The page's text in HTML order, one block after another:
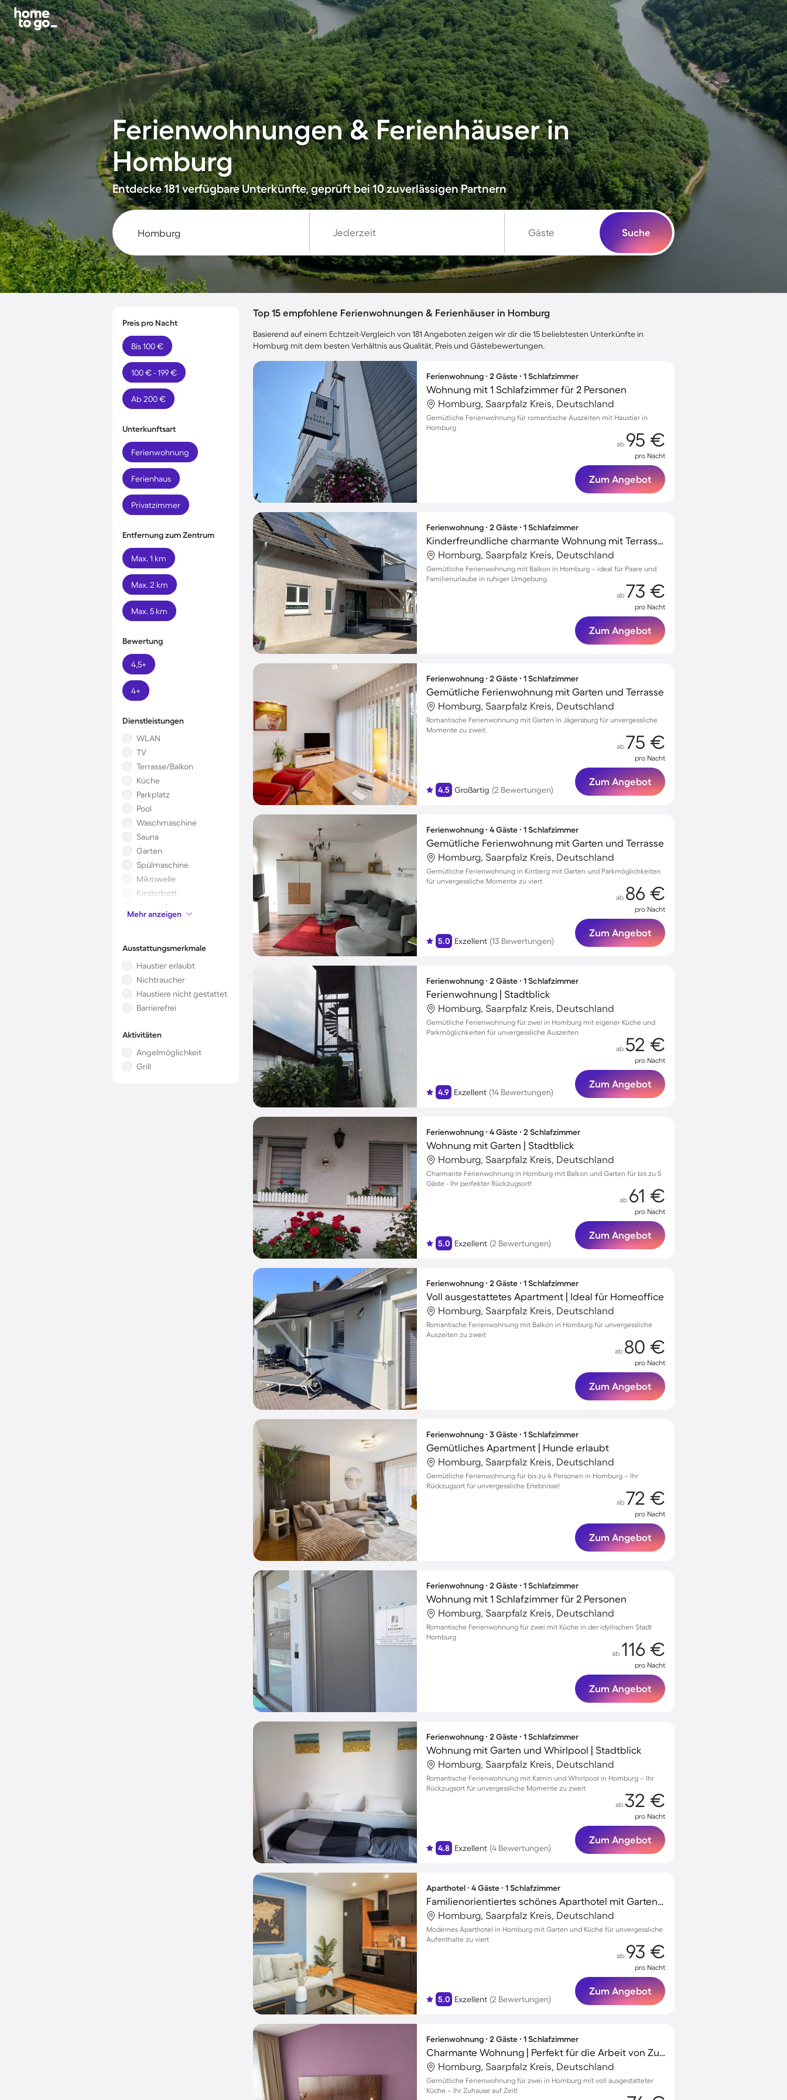
Ferienwohnungen & Ferienhäuser in
Homburg
Entdecke 181 verfügbare Unterkünfte, geprüft bei 10 zuverlässigen Partnern
Jederzeit Gäste Suche
Preis pro Nacht
Bis 100 €
100 € - 199 €
Ab 200 €
Unterkunftsart
Ferienwohnung
Ferienhaus
Privatzimmer
Entfernung zum Zentrum
Max. 1 km
Max. 2 km
Max. 5 km
Bewertung
4,5+
4+
Dienstleistungen
WLAN
TV
Terrasse/Balkon
Küche
Parkplatz
Pool
Waschmaschine
Sauna
Garten
Spülmaschine
Mikrowelle
Kinderbett
Kamin/Ofen
Klimaanlage
Mehr anzeigen
Ausstattungsmerkmale
Haustier erlaubt
Nichtraucher
Haustiere nicht gestattet
Barrierefrei
Aktivitäten
Angelmöglichkeit
Grill
Top 15 empfohlene Ferienwohnungen & Ferienhäuser in Homburg
Basierend auf einem Echtzeit-Vergleich von 181 Angeboten zeigen wir dir die 15 beliebtesten Unterkünfte in
Homburg mit dem besten Verhältnis aus Qualität, Preis und Gästebewertungen.
Ferienwohnung ∙ 2 Gäste ∙ 1 Schlafzimmer
Wohnung mit 1 Schlafzimmer für 2 Personen
Homburg, Saarpfalz Kreis, Deutschland
Gemütliche Ferienwohnung für romantische Auszeiten mit Haustier in
Homburg
ab 95 €
pro Nacht
Zum Angebot
Ferienwohnung ∙ 2 Gäste ∙ 1 Schlafzimmer
Kinderfreundliche charmante Wohnung mit Terrasse | Perfekt für die Arbeit von Zuhause
Homburg, Saarpfalz Kreis, Deutschland
Gemütliche Ferienwohnung mit Balkon in Homburg – ideal für Paare und
Familienurlaube in ruhiger Umgebung
ab 73 €
pro Nacht
Zum Angebot
Ferienwohnung ∙ 2 Gäste ∙ 1 Schlafzimmer
Gemütliche Ferienwohnung mit Garten und Terrasse
Homburg, Saarpfalz Kreis, Deutschland
Romantische Ferienwohnung mit Garten in Jägersburg für unvergessliche
Momente zu zweit
4.5 Großartig (2 Bewertungen)
ab 75 €
pro Nacht
Zum Angebot
Ferienwohnung ∙ 4 Gäste ∙ 1 Schlafzimmer
Gemütliche Ferienwohnung mit Garten und Terrasse
Homburg, Saarpfalz Kreis, Deutschland
Gemütliche Ferienwohnung in Kirrberg mit Garten und Parkmöglichkeiten
für unvergessliche Momente zu viert
5.0 Exzellent (13 Bewertungen)
ab 86 €
pro Nacht
Zum Angebot
Ferienwohnung ∙ 2 Gäste ∙ 1 Schlafzimmer
Ferienwohnung | Stadtblick
Homburg, Saarpfalz Kreis, Deutschland
Gemütliche Ferienwohnung für zwei in Homburg mit eigener Küche und
Parkmöglichkeiten für unvergessliche Auszeiten
4.9 Exzellent (14 Bewertungen)
ab 52 €
pro Nacht
Zum Angebot
Ferienwohnung ∙ 4 Gäste ∙ 2 Schlafzimmer
Wohnung mit Garten | Stadtblick
Homburg, Saarpfalz Kreis, Deutschland
Charmante Ferienwohnung in Homburg mit Balkon und Garten für bis zu 5
Gäste - Ihr perfekter Rückzugsort!
5.0 Exzellent (2 Bewertungen)
ab 61 €
pro Nacht
Zum Angebot
Ferienwohnung ∙ 2 Gäste ∙ 1 Schlafzimmer
Voll ausgestattetes Apartment | Ideal für Homeoffice
Homburg, Saarpfalz Kreis, Deutschland
Romantische Ferienwohnung mit Balkon in Homburg für unvergessliche
Auszeiten zu zweit
ab 80 €
pro Nacht
Zum Angebot
Ferienwohnung ∙ 3 Gäste ∙ 1 Schlafzimmer
Gemütliches Apartment | Hunde erlaubt
Homburg, Saarpfalz Kreis, Deutschland
Gemütliche Ferienwohnung für bis zu 4 Personen in Homburg – Ihr
Rückzugsort für unvergessliche Erlebnisse!
ab 72 €
pro Nacht
Zum Angebot
Ferienwohnung ∙ 2 Gäste ∙ 1 Schlafzimmer
Wohnung mit 1 Schlafzimmer für 2 Personen
Homburg, Saarpfalz Kreis, Deutschland
Romantische Ferienwohnung für zwei mit Küche in der idyllischen Stadt
Homburg
ab 116 €
pro Nacht
Zum Angebot
Ferienwohnung ∙ 2 Gäste ∙ 1 Schlafzimmer
Wohnung mit Garten und Whirlpool | Stadtblick
Homburg, Saarpfalz Kreis, Deutschland
Romantische Ferienwohnung mit Kamin und Whirlpool in Homburg – Ihr
Rückzugsort für unvergessliche Momente zu zweit
4.8 Exzellent (4 Bewertungen)
ab 32 €
pro Nacht
Zum Angebot
Aparthotel ∙ 4 Gäste ∙ 1 Schlafzimmer
Familienorientiertes schönes Aparthotel mit Garten | Ideal für Homeoffice
Homburg, Saarpfalz Kreis, Deutschland
Modernes Aparthotel in Homburg mit Garten und Küche für unvergessliche
Aufenthalte zu viert
5.0 Exzellent (2 Bewertungen)
ab 93 €
pro Nacht
Zum Angebot
Ferienwohnung ∙ 2 Gäste ∙ 1 Schlafzimmer
Charmante Wohnung | Perfekt für die Arbeit von Zuhause
Homburg, Saarpfalz Kreis, Deutschland
Gemütliche Ferienwohnung für zwei in Homburg mit voll ausgestatteter
Küche – Ihr Zuhause auf Zeit!